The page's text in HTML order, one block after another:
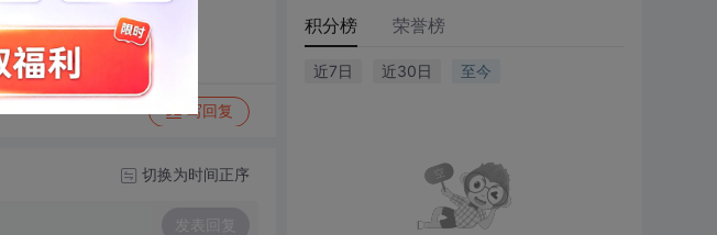
写回复
切换为时间正序
发表回复
积分榜 荣誉榜
近7日 近30日 至今